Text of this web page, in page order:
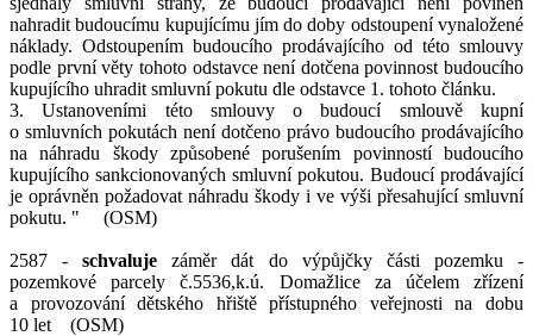
nahradit budoucímu kupujícímu jím do doby odstoupení vynaložené
náklady. Odstoupením budoucího prodávajícího od této smlouvy
podle první věty tohoto odstavce není dotčena povinnost budoucího
kupujícího uhradit smluvní pokutu dle odstavce 1. tohoto článku.
3. Ustanoveními této smlouvy o budoucí smlouvě kupní
o smluvních pokutách není dotčeno právo budoucího prodávajícího
na náhradu škody způsobené porušením povinností budoucího
kupujícího sankcionovaných smluvní pokutou. Budoucí prodávající
je oprávněn požadovat náhradu škody i ve výši přesahující smluvní
pokutu. " (OSM)
2587 - schvalujezáměr dát do výpůjčky části pozemku -
pozemkové parcely č.5536,k.ú. Domažlice za účelem zřízení
a provozování dětského hřiště přístupného veřejnosti na dobu
10 let (OSM)